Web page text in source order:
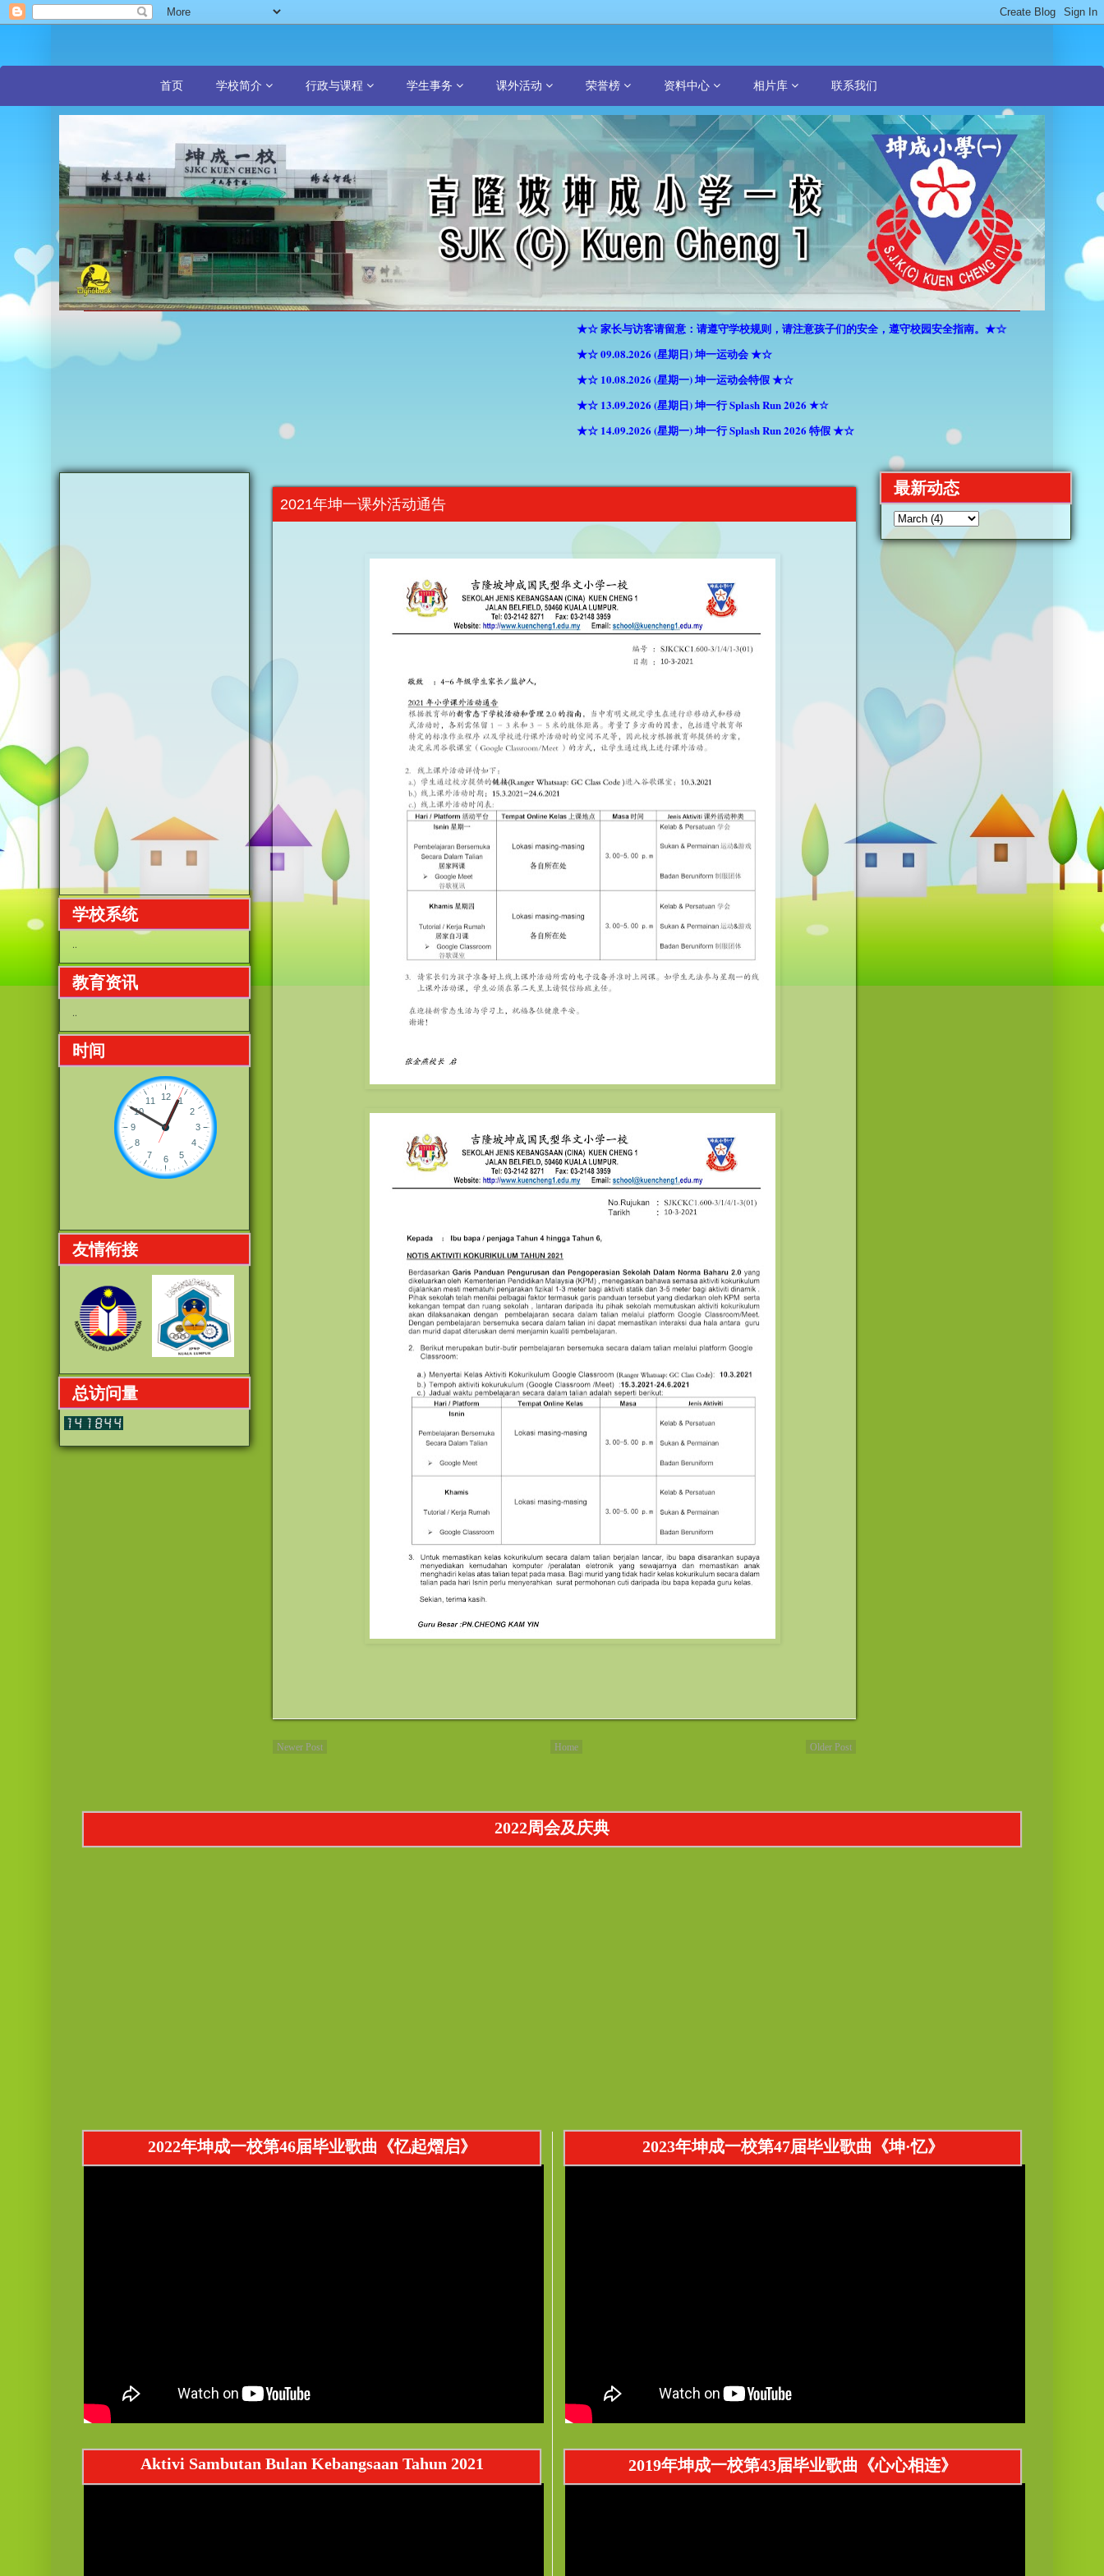
首页 学校简介 行政与课程 学生事务 课外活动 荣誉榜 资料中心 相片库 联系我们
★☆ 家长与访客请留意：请遵守学校规则，请注意孩子们的安全，遵守校园安全指南。★☆
★☆ 09.08.2026 (星期日) 坤一运动会 ★☆
★☆ 10.08.2026 (星期一) 坤一运动会特假 ★☆
★☆ 13.09.2026 (星期日) 坤一行 Splash Run 2026 ★☆
★☆ 14.09.2026 (星期一) 坤一行 Splash Run 2026 特假 ★☆
2021年坤一课外活动通告
Newer Post Older Post
Home
学校系统
..
教育资讯
..
时间
友情衔接
总访问量
最新动态
2022周会及庆典
2022年坤成一校第46届毕业歌曲《忆起熠启》
Aktivi Sambutan Bulan Kebangsaan Tahun 2021
2023年坤成一校第47届毕业歌曲《坤·忆》
2019年坤成一校第43届毕业歌曲《心心相连》